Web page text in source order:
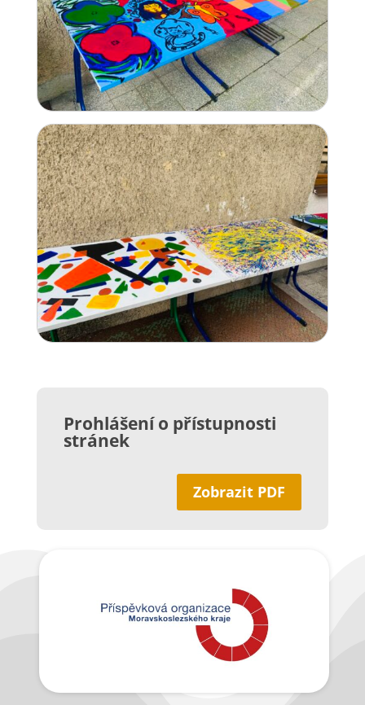
Prohlášení o přístupnosti
stránek
Zobrazit PDF